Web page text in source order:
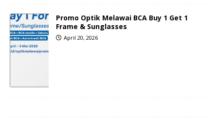
Promo Optik Melawai BCA Buy 1 Get 1
Frame & Sunglasses
April 20, 2026